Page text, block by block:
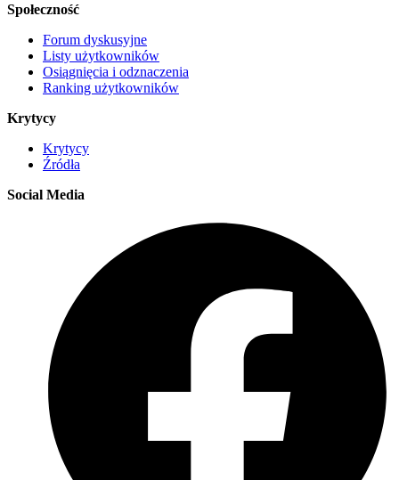
Społeczność
Forum dyskusyjne
Listy użytkowników
Osiągnięcia i odznaczenia
Ranking użytkowników
Krytycy
Krytycy
Źródła
Social Media